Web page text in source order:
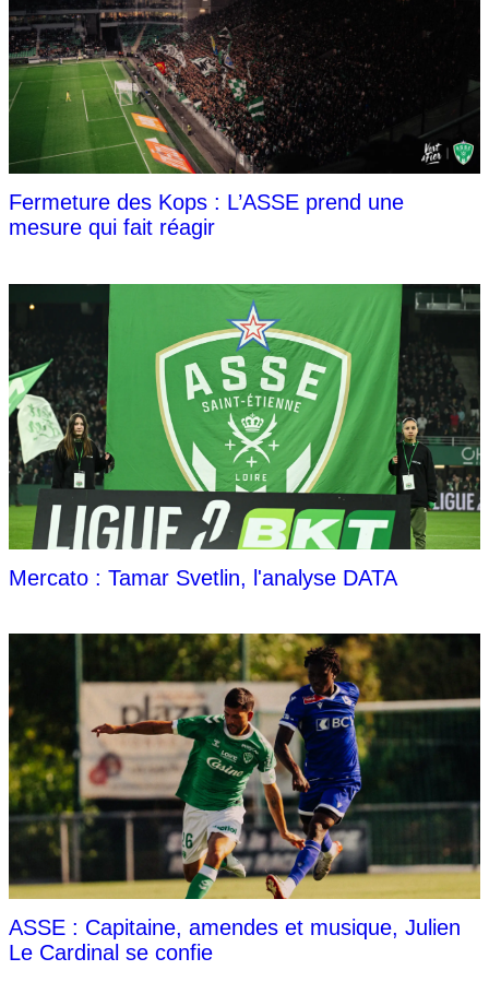
Fermeture des Kops : L’ASSE prend une
mesure qui fait réagir
Mercato : Tamar Svetlin, l'analyse DATA
ASSE : Capitaine, amendes et musique, Julien
Le Cardinal se confie